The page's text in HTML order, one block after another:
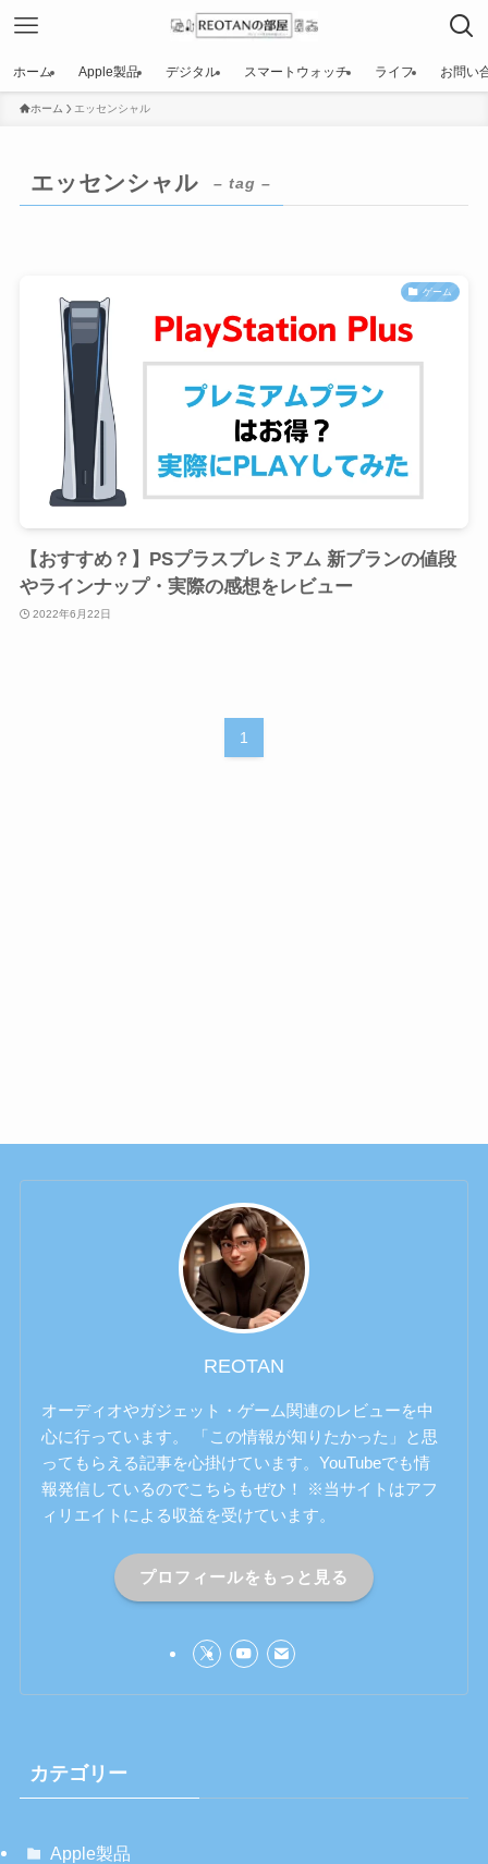
ホーム Apple製品 デジタル スマートウォッチ ライフ お問い
ホーム エッセンシャル
エッセンシャル – tag –
ゲーム
【おすすめ？】PSプラスプレミアム 新プランの値段
やラインナップ・実際の感想をレビュー
2022年6月22日
1
REOTAN
オーディオやガジェット・ゲーム関連のレビューを中
心に行っています。 「この情報が知りたかった」と思
ってもらえる記事を心掛けています。YouTubeでも情
報発信しているのでこちらもぜひ！ ※当サイトはアフ
ィリエイトによる収益を受けています。
プロフィールをもっと見る
カテゴリー
Apple製品